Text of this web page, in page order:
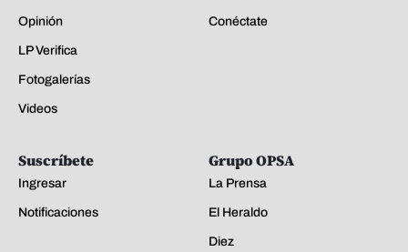
Opinión
LP Verifica
Fotogalerías
Videos
Conéctate
Suscríbete
Ingresar
Notificaciones
Grupo OPSA
La Prensa
El Heraldo
Diez